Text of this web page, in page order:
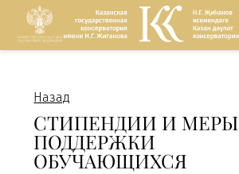
Назад
СТИПЕНДИИ И МЕРЫ
ПОДДЕРЖКИ
ОБУЧАЮЩИХСЯ
слабовидящих